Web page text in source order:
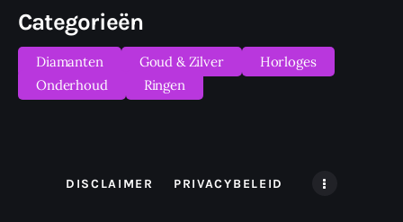
Categorieën
Diamanten Goud & Zilver
Horloges
Onderhoud
Ringen
DISCLAIMER PRIVACYBELEID